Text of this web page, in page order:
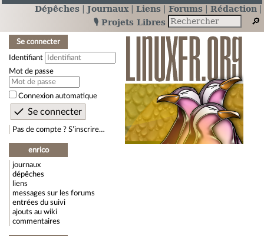
Dépêches Journaux Liens Forums
Rédaction
🎙️ Projets Libres
Se connecter
Identifiant
Mot de passe
Connexion automatique
Pas de compte ? S’inscrire…
enrico
journaux
dépêches
liens
messages sur les forums
entrées du suivi
ajouts au wiki
commentaires